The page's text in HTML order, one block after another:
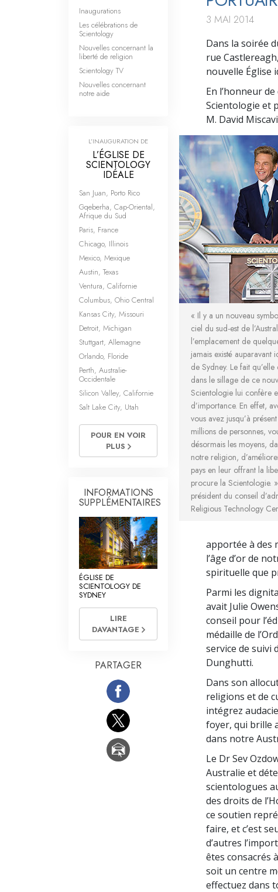
3 MAI 2014
Dans la soirée
rue
nouvelle Église
En l’honneur
Scientologie et
M. David
« Il y a un nouveau
ciel du sud-est de
l’emplacement de
jamais existé auparavant
de Sydney. Le fait
dans le sillage de ce
Scientologie lui confère
d’importance. En effet,
vous avez jusqu’à
millions de personnes,
désormais les moyens,
notre religion,
pays en leur offrant la
procure la Scientologie. »
président du conseil
Religious Technology
apportée à des
l’âge d’or de
spirituelle que
Parmi les
avait Julie
conseil pour
médaille de
service de suivi
Dunghutti.
Dans son
religions et de
intégrez
foyer, qui brille
dans notre
Le Dr Sev
Australie et
scientologues
des droits de
ce soutien
faire, et c’est
d’autres
êtes consacrés
soit un centre
effectuez dans
Inaugurations
Les célébrations de
Scientology
Nouvelles concernant la
liberté de religion
Scientology TV
Nouvelles concernant
notre aide
L’INAUGURATION DE
L’ÉGLISE DE
SCIENTOLOGY
IDÉALE
San Juan, Porto Rico
Gqeberha, Cap-Oriental,
Afrique du Sud
Paris, France
Chicago, Illinois
Mexico, Mexique
Austin, Texas
Ventura, Californie
Columbus, Ohio Central
Kansas City, Missouri
Detroit, Michigan
Stuttgart, Allemagne
Orlando, Floride
Perth, Australie-
Occidentale
Silicon Valley, Californie
Salt Lake City, Utah
POUR EN VOIR
PLUS
INFORMATIONS
SUPPLÉMENTAIRES
ÉGLISE DE
SCIENTOLOGY DE
SYDNEY
LIRE
DAVANTAGE
PARTAGER